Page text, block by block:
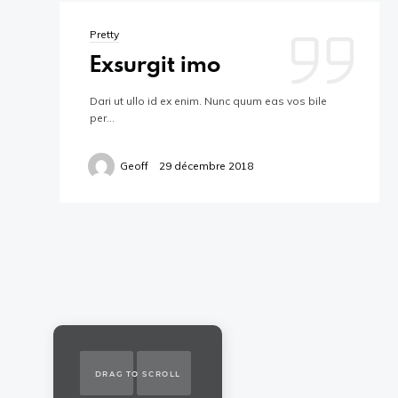
Pretty
Exsurgit imo
Dari ut ullo id ex enim. Nunc quum eas vos bile
per…
Geoff 29 décembre 2018
DRAG TO SCROLL